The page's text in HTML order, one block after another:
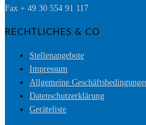
Fax + 49 30 554 91 117
RECHTLICHES & CO
Stellenangebote
Impressum
Allgemeine
Datenschutzerklärung
Geräteliste